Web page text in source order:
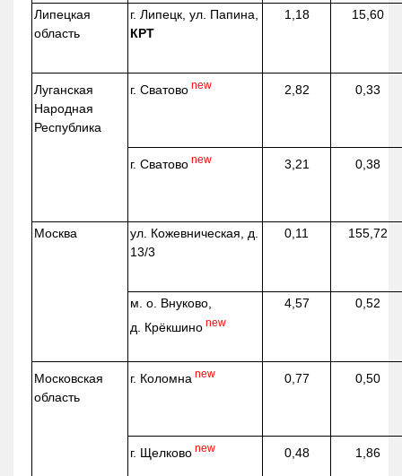
Липецкая
область
г. Липецк, ул. Папина,
КРТ
1,18 15,60
Луганская
Народная
Республика
г. Сватово new 2,82 0,33
г. Сватово new 3,21 0,38
Москва ул. Кожевническая , д.
13/3
0,11 155,72
м. о. Внуково,
д. Крёкшино new
4,57 0,52
Московская
область
г. Коломна new 0,77 0,50
г. Щелково new 0,48 1,86